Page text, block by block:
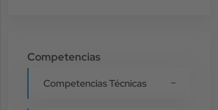
Competencias
Competencias Técnicas